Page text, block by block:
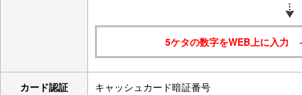
5ケタの数字をWEB上に入
カード認証 キャッシュカード暗証番号